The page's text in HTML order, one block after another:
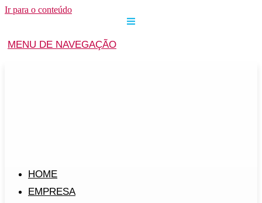
Ir para o conteúdo
MENU DE NAVEGAÇÃO
HOME
EMPRESA